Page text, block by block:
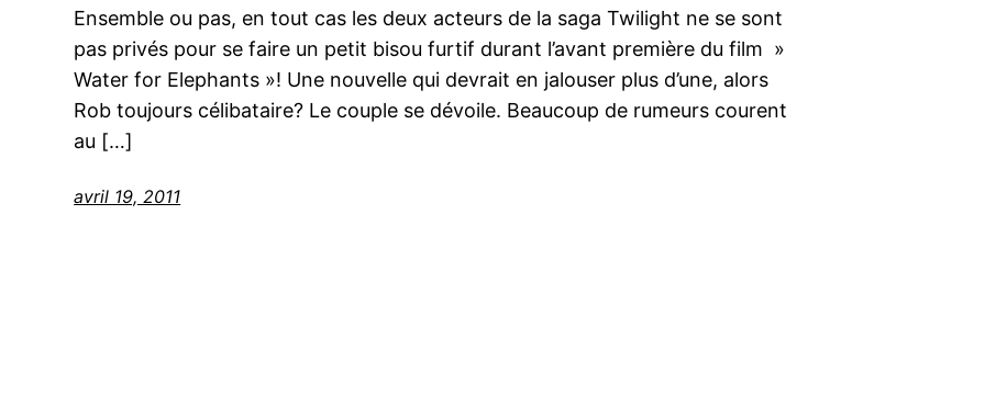
Ensemble ou pas, en tout cas les deux acteurs de la saga Twilight ne se sont
pas privés pour se faire un petit bisou furtif durant l’avant première du film »
Water for Elephants »! Une nouvelle qui devrait en jalouser plus d’une, alors
Rob toujours célibataire? Le couple se dévoile. Beaucoup de rumeurs courent
au […]
avril 19, 2011